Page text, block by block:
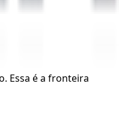
Essa é a fronteira